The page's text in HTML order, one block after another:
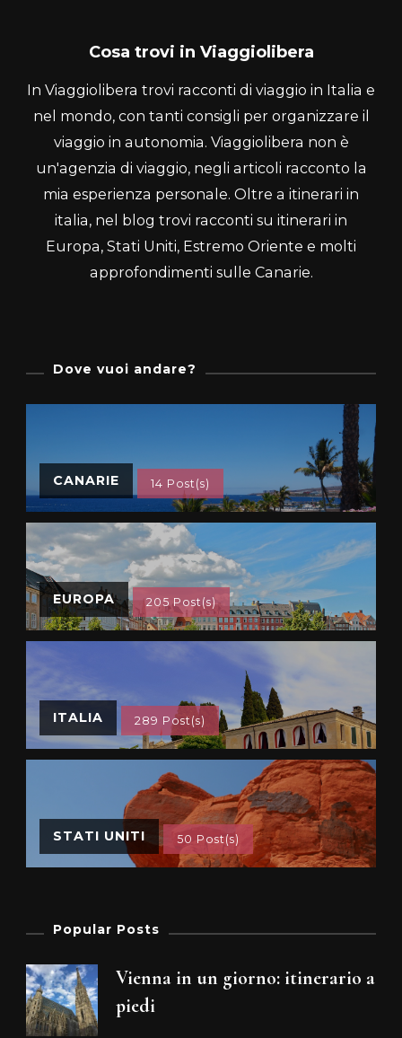
Cosa trovi in Viaggiolibera
In Viaggiolibera trovi racconti di viaggio in Italia e
nel mondo, con tanti consigli per organizzare il
viaggio in autonomia. Viaggiolibera non è
un'agenzia di viaggio, negli articoli racconto la
mia esperienza personale. Oltre a itinerari in
italia, nel blog trovi racconti su itinerari in
Europa, Stati Uniti, Estremo Oriente e molti
approfondimenti sulle Canarie.
Dove vuoi andare?
CANARIE 14 Post(s)
EUROPA 205 Post(s)
ITALIA 289 Post(s)
STATI UNITI 50 Post(s)
Popular Posts
Vienna in un giorno: itinerario a
piedi